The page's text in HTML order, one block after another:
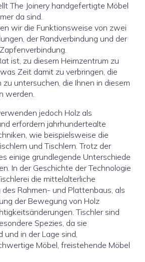
The Joinery handgefertigte Möbel
da sind.
wir die Funktionsweise von zwei
der Randverbindung und der
ist, zu diesem Heimzentrum zu
Zeit damit zu verbringen, die
zu untersuchen, die Ihnen in diesem
werden.
jedoch Holz als
erfordern jahrhundertealte
wie beispielsweise die
und Tischlern. Trotz der
einige grundlegende Unterschiede
In der Geschichte der Technologie
die mittelalterliche
Rahmen- und Plattenbaus, als
der Bewegung von Holz
Tischler sind
Spezies, da sie
und in der Lage sind,
Möbel, freistehende Möbel